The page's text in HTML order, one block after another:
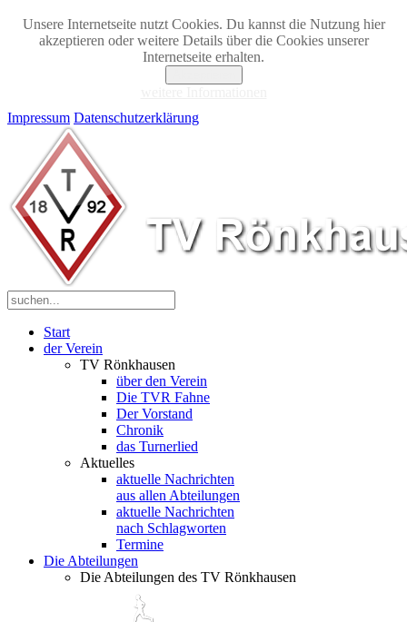
Unsere Internetseite nutzt Cookies. Du kannst die Nutzung hier
akzeptieren oder weitere Details über die Cookies unserer
Internetseite erhalten.
Impressum Datenschutzerklärung
Start
der Verein
TV Rönkhausen
über den Verein
Die TVR Fahne
Der Vorstand
Chronik
das Turnerlied
Aktuelles
aktuelle Nachrichten
aus allen Abteilungen
aktuelle Nachrichten
nach Schlagworten
Termine
Die Abteilungen
Die Abteilungen des TV Rönkhausen